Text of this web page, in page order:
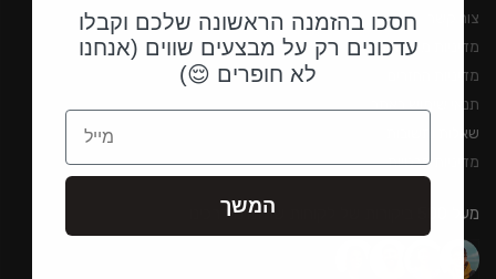
צור קשר
מדיניות משלוחים
מדיניות החזרים
תנאי שימוש באתר
שאלות ותשובות
מדיניות פרטיות
מעל 500 ביקורות של לקוחות שהזמינו דרכינו
חסכו בהזמנה הראשונה שלכם וקבלו
עדכונים רק על מבצעים שווים (אנחנו
לא חופרים 😌)
Email
המשך